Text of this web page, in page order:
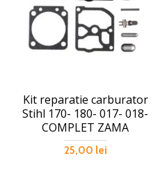
Kit reparatie carburator
Stihl 170- 180- 017- 018-
COMPLET ZAMA
25,00 lei